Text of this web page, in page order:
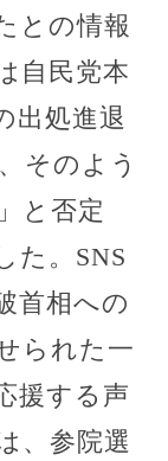
との情報
自民党本
出処進退
そのよう
と否定
た。SNS
首相への
られた一
援する声
、参院選